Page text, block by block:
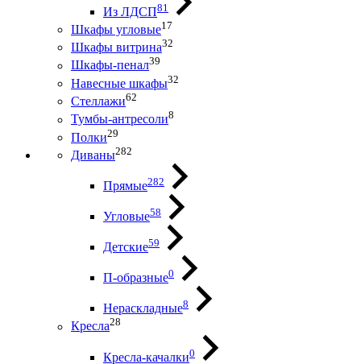
Из ЛДСП81
Шкафы угловые17
Шкафы витрина32
Шкафы-пенал39
Навесные шкафы32
Стеллажи62
Тумбы-антресоли8
Полки29
Диваны282
Прямые282
Угловые58
Детские59
П-образные0
Нераскладные8
Кресла28
Кресла-качалки0